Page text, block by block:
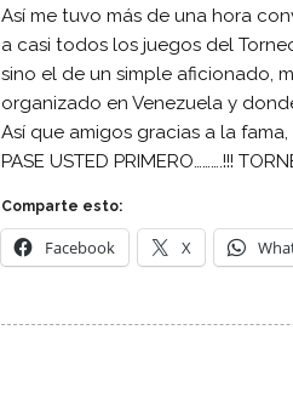
Así me tuvo más de una hora
a casi todos los juegos del
sino el de un simple aficionado,
organizado en Venezuela y
Así que amigos gracias a la
PASE USTED PRIMERO……….!!!
Comparte esto:
Facebook X